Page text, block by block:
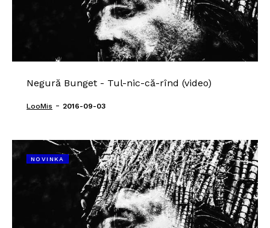
Negură Bunget - Tul-nic-că-rînd (video)
LooMis - 2016-09-03
NOVINKA